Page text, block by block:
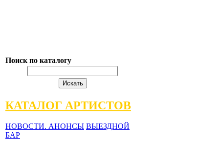
Поиск по каталогу
КАТАЛОГ АРТИСТОВ
НОВОСТИ. АНОНСЫ ВЫЕЗДНОЙ
БАР